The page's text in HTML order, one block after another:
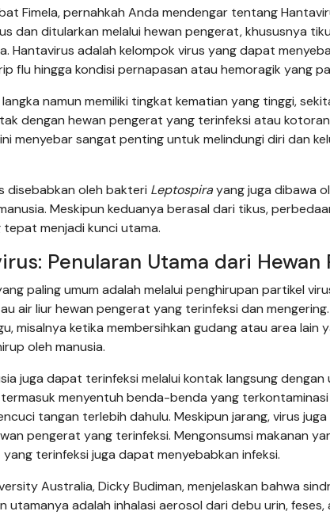
Fimela, pernahkah Anda mendengar tentang
dan ditularkan melalui hewan pengerat, khususnya
Hantavirus adalah kelompok virus yang dapat
flu hingga kondisi pernapasan atau hemoragik yang
namun memiliki tingkat kematian yang tinggi,
dengan hewan pengerat yang terinfeksi atau
menyebar sangat penting untuk melindungi diri dan
disebabkan oleh bakteri Leptospirayang juga dibawa
Meskipun keduanya berasal dari tikus,
menjadi kunci utama.
Penularan Utama dari Hewan
paling umum adalah melalui penghirupan partikel
air liur hewan pengerat yang terinfeksi dan
misalnya ketika membersihkan gudang atau area lain
oleh manusia.
juga dapat terinfeksi melalui kontak langsung
menyentuh benda-benda yang
tangan terlebih dahulu. Meskipun jarang, virus
pengerat yang terinfeksi. Mengonsumsi makanan
terinfeksi juga dapat menyebabkan infeksi.
Australia, Dicky Budiman, menjelaskan bahwa
utamanya adalah inhalasi aerosol dari debu urin,